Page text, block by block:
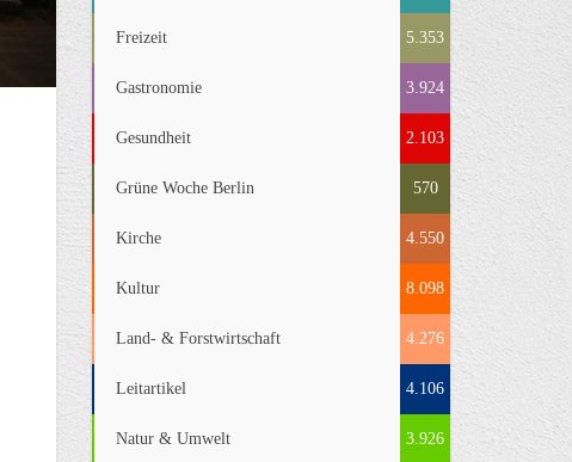
Freizeit 5.353
Gastronomie 3.924
Gesundheit 2.103
Grüne Woche Berlin 570
Kirche 4.550
Kultur 8.098
Land- & Forstwirtschaft 4.276
Leitartikel 4.106
Natur & Umwelt 3.926